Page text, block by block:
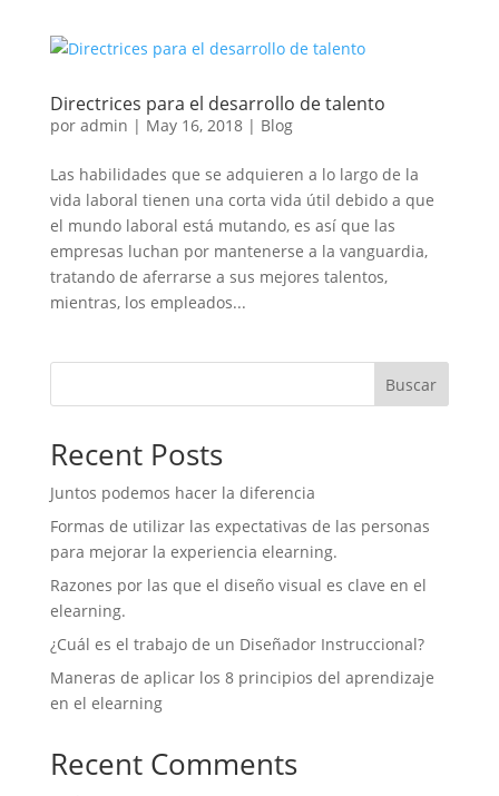
Directrices para el desarrollo de talento
por admin | May 16, 2018| Blog
Las habilidades que se adquieren a lo largo de la
vida laboral tienen una corta vida útil debido a que
el mundo laboral está mutando, es así que las
empresas luchan por mantenerse a la vanguardia,
tratando de aferrarse a sus mejores talentos,
mientras, los empleados...
Buscar
Recent Posts
Juntos podemos hacer la diferencia
Formas de utilizar las expectativas de las personas
para mejorar la experiencia elearning.
Razones por las que el diseño visual es clave en el
elearning.
¿Cuál es el trabajo de un Diseñador Instruccional?
Maneras de aplicar los 8 principios del aprendizaje
en el elearning
Recent Comments